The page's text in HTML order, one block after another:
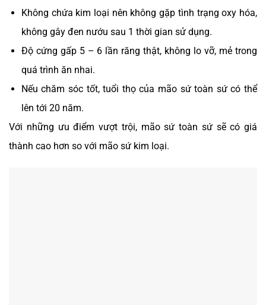
Không chứa kim loại nên không gặp tình trạng oxy hóa,
không gây đen nướu sau 1 thời gian sử dụng.
Độ cứng gấp 5 – 6 lần răng thật, không lo vỡ, mẻ trong
quá trình ăn nhai.
Nếu chăm sóc tốt, tuổi thọ của mão sứ toàn sứ có thể
lên tới 20 năm.
Với những ưu điểm vượt trội, mão sứ toàn sứ sẽ có giá
thành cao hơn so với mão sứ kim loại.